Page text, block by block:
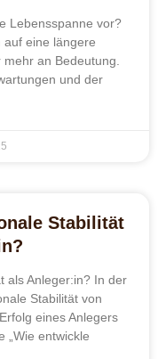
Lebensspanne vor?
auf eine längere
an Bedeutung.
und der
Stabilität
als Anleger:in? In der
Stabilität von
eines Anlegers
„Wie entwickle